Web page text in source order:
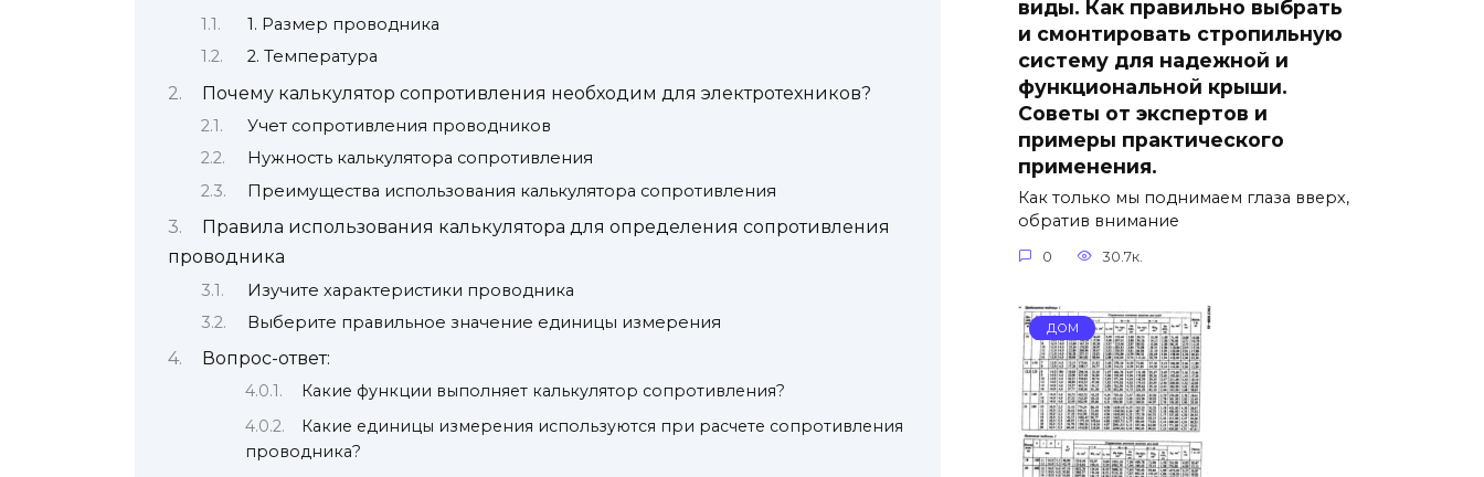
1. Размер проводника
2. Температура
Почему калькулятор сопротивления необходим для электротехников?
Учет сопротивления проводников
Нужность калькулятора сопротивления
Преимущества использования калькулятора сопротивления
Правила использования калькулятора для определения сопротивления
проводника
Изучите характеристики проводника
Выберите правильное значение единицы измерения
Вопрос-ответ:
Какие функции выполняет калькулятор сопротивления?
Какие единицы измерения используются при расчете сопротивления
проводника?
виды. Как правильно выбрать
и смонтировать стропильную
систему для надежной и
функциональной крыши.
Советы от экспертов и
примеры практического
применения.
Как только мы поднимаем глаза вверх,
обратив внимание
0 30.7к.
ДОМ